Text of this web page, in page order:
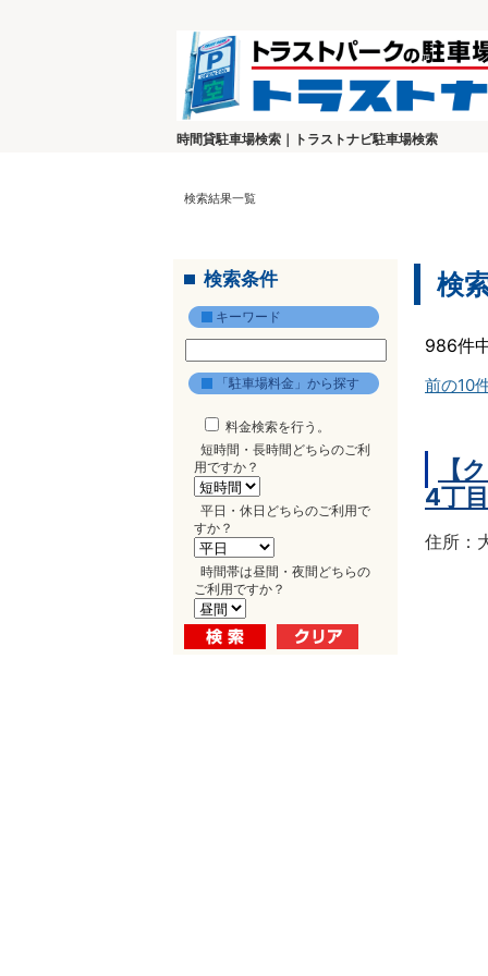
時間貸駐車場検索｜トラストナビ駐車場検索
検索結果一覧
検索条件
キーワード
「駐車場料金」から探す
料金検索を行う。
短時間・長時間どちらのご利
用ですか？
平日・休日どちらのご利用で
すか？
時間帯は昼間・夜間どちらの
ご利用ですか？
検
986件
前の10
【
4丁目
住所：